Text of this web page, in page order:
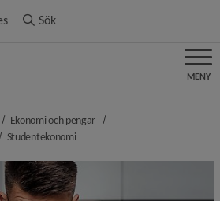
Sök
MENY
nivå i brödsmulenavigeringen
Ekonomi och pengar nivå i brödsmulenavigeringen
nivå i brödsmulenavigeringen
Studentekonominivå i brödsmulenavigeringen